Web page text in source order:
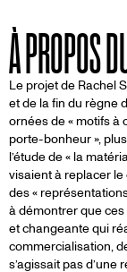
À PROPOS
Le projet de Rachel
et de la fin du règne
ornées de « motifs à
porte-bonheur »,
l’étude de « la
visaient à replacer
des «
à démontrer que
et changeante qui
commercialisation,
s’agissait pas